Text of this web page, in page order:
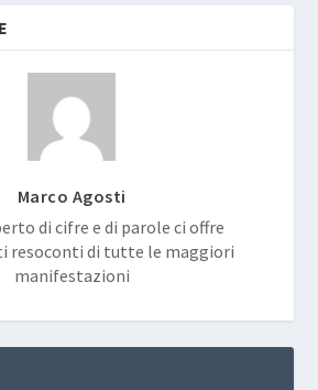
Marco Agosti
di cifre e di parole ci offre
resoconti di tutte le maggiori
manifestazioni